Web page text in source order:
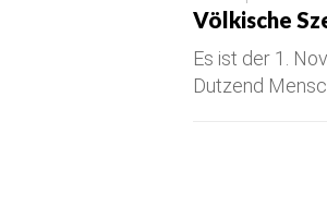
Völkische
Es ist der 1.
Dutzend